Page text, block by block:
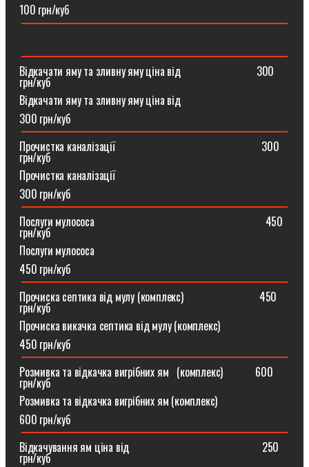
100 грн/куб
Відкачати яму та зливну яму ціна від ⠀⠀⠀⠀⠀⠀⠀⠀⠀300
грн/куб
Відкачати яму та зливну яму ціна від
300 грн/куб
Прочистка каналізації⠀⠀⠀⠀⠀⠀⠀⠀⠀⠀⠀⠀⠀⠀⠀⠀⠀⠀300
грн/куб
Прочистка каналізації
300 грн/куб
Послуги мулососа⠀⠀⠀⠀⠀⠀⠀⠀⠀⠀⠀⠀⠀⠀⠀⠀⠀⠀⠀⠀⠀450
грн/куб
Послуги мулососа
450 грн/куб
Прочиска септика від мулу (комплекс) ⠀⠀⠀⠀⠀⠀⠀⠀⠀450
грн/куб
Прочиска викачка септика від мулу (комплекс)
450 грн/куб
Розмивка та відкачка вигрібних ям⠀(комплекс)⠀⠀⠀⠀600
грн/куб
Розмивка та відкачка вигрібних ям (комплекс)⠀
600 грн/куб
Відкачування ям ціна від ⠀⠀⠀⠀⠀⠀⠀⠀⠀⠀⠀⠀⠀⠀⠀⠀250
грн/куб